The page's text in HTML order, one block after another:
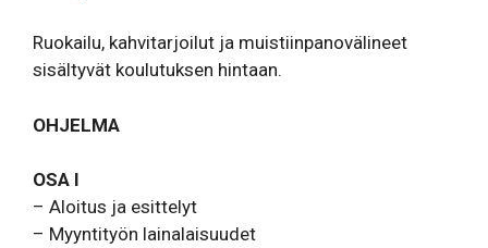
Ruokailu, kahvitarjoilut ja muistiinpanovälineet
sisältyvät koulutuksen hintaan.
OHJELMA
OSA I
– Aloitus ja esittelyt
– Myyntityön lainalaisuudet